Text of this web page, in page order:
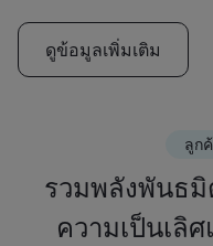
ดูข้อมูลเพิ่มเติม
ลูก
รวมพลังพันธมิ
ความเป็นเลิ